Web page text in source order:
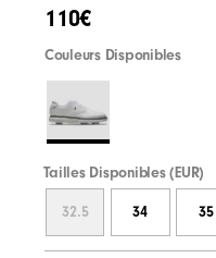
110€
Couleurs Disponibles
Tailles Disponibles (EUR)
32.5 34 35